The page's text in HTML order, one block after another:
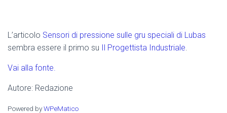
L’articolo Sensori di pressione sulle gru speciali di Lubas
sembra essere il primo su Il Progettista Industriale.
Vai alla fonte.
Autore: Redazione
Powered byWPeMatico